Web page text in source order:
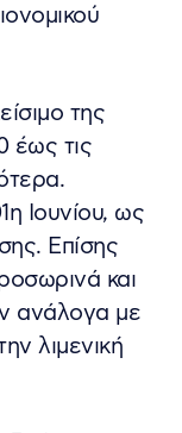
της
έως τις
Ιουνίου, ως
Επίσης
και
ανάλογα με
λιμενική